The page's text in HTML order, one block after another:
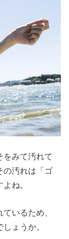
をみて汚れて
の汚れは「ゴ
ね。
いるため、
ょうか。